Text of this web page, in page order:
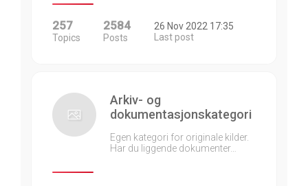
257
Topics
2584
Posts
26 Nov 2022 17:35
Last post
Arkiv- og
dokumentasjonskategori
Egen kategori for originale kilder.
Har du liggende dokumenter…